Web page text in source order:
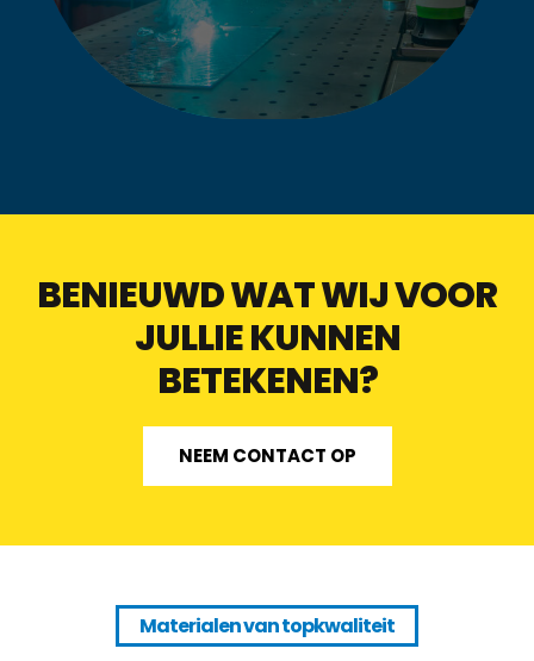
BENIEUWD WAT WIJ VOOR
JULLIE KUNNEN
BETEKENEN?
NEEM CONTACT OP
Materialen van topkwaliteit